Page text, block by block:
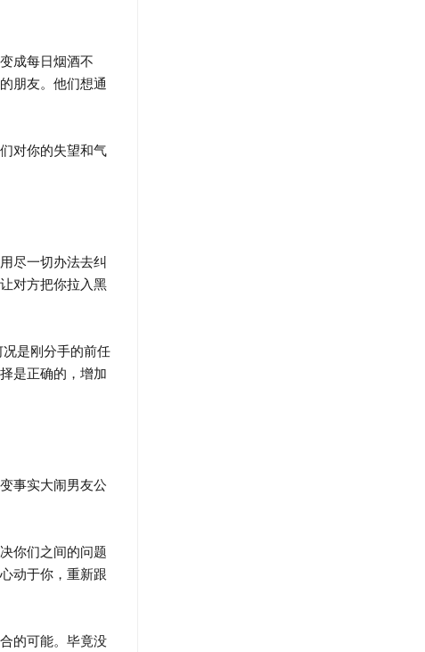
成每日烟酒不
朋友。他们想通
对你的失望和气
尽一切办法去纠
对方把你拉入黑
是刚分手的前任
是正确的，增加
事实大闹男友公
你们之间的问题
动于你，重新跟
的可能。毕竟没